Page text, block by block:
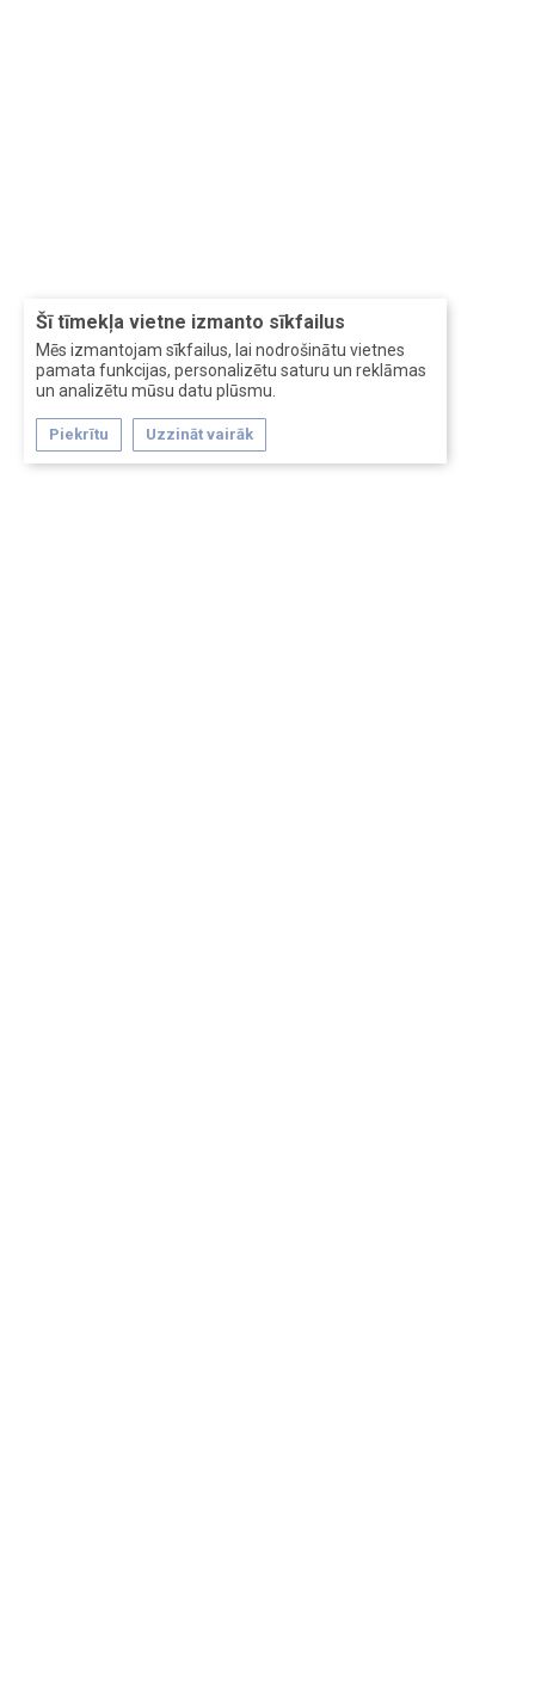
Šī tīmekļa vietne izmanto sīkfailus
Mēs izmantojam sīkfailus, lai nodrošinātu vietnes
pamata funkcijas, personalizētu saturu un reklāmas
un analizētu mūsu datu plūsmu.
Piekrītu Uzzināt vairāk